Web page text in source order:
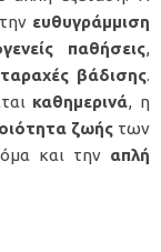
ευθυγράμμιση
παθήσεις,
βάδισης.
καθημερινά, η
ζωήςτων
και την απλή